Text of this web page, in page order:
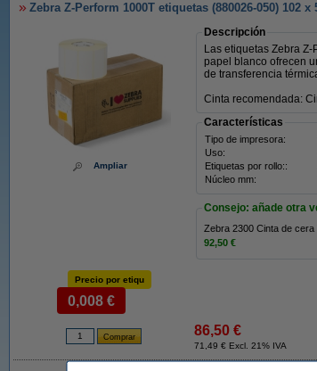
Zebra Z-Perform 1000T etiquetas (880026-050) 102
Ampliar
Descripción
Las etiquetas Zebra
papel blanco ofrecen
de transferencia
Cinta recomendada:
Características
Tipo de impresora:
Uso:
Etiquetas por rollo::
Núcleo mm:
Consejo: añade otra
Zebra 2300 Cinta de
92,50 €
Precio por etiqu
0,008 €
86,50 €
71,49 € Excl. 21% IVA